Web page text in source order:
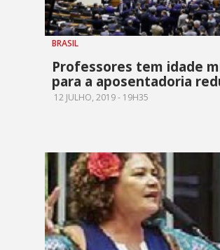
BRASIL
Professores tem idade
para a aposentadoria
12 JULHO, 2019 - 19H35